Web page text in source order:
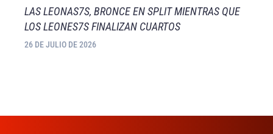
LAS LEONAS7S, BRONCE EN SPLIT MIENTRAS QUE
LOS LEONES7S FINALIZAN CUARTOS
26 DE JULIO DE 2026